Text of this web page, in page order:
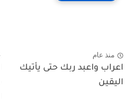
منذ عام
اعراب واعبد ربك حتى يأتيك
اليقين